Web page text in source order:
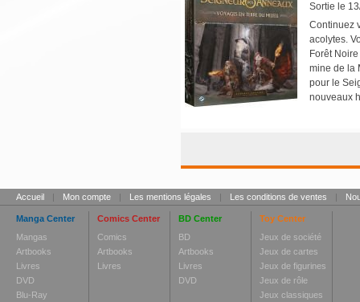
Sortie le
Continuez
acolytes.
Forêt
mine de la
pour le
nouveaux
Accueil | Mon compte | Les mentions légales | Les conditions de ventes |
Manga Center
Mangas
Artbooks
Livres
DVD
Blu-Ray
Comics Center
Comics
Artbooks
Livres
BD Center
BD
Artbooks
Livres
DVD
Toy Center
Jeux de société
Jeux de cartes
Jeux de figurines
Jeux de rôle
Jeux classiques